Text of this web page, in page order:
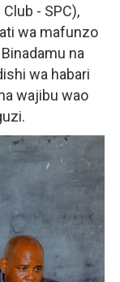
- SPC),
wa mafunzo
na
wa habari
wajibu wao